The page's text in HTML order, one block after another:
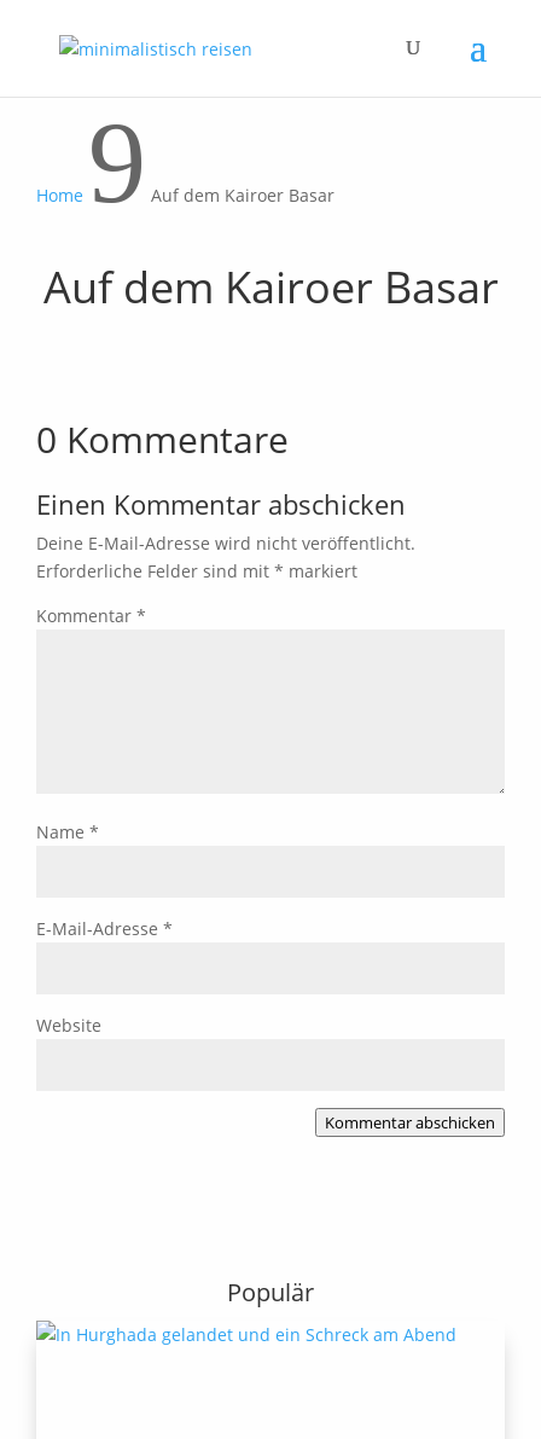
Home 9 Auf dem Kairoer Basar
Auf dem Kairoer Basar
0 Kommentare
Einen Kommentar abschicken
Deine E-Mail-Adresse wird nicht veröffentlicht.
Erforderliche Felder sind mit * markiert
Kommentar *
Name *
E-Mail-Adresse *
Website
Kommentar abschicken
Populär